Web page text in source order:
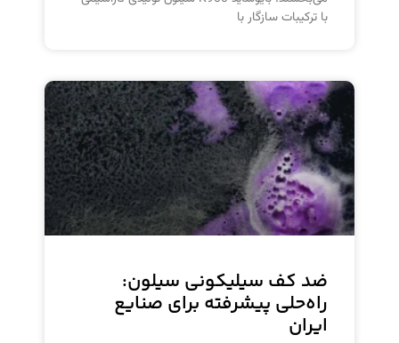
با ترکیبات سازگار با
ضد کف سیلیکونی سیلون:
راه‌حلی پیشرفته برای صنایع
ایران